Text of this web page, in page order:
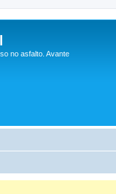
no asfalto. Avante